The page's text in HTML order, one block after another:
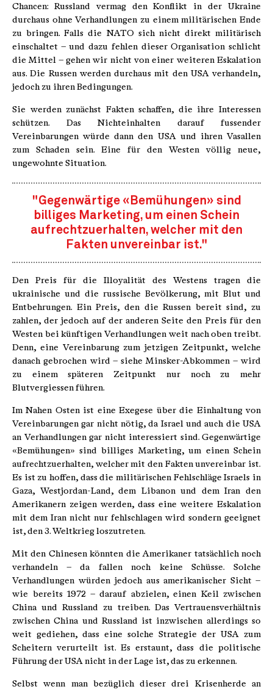
Chancen: Russland vermag den Konflikt in der Ukraine
durchaus ohne Verhandlungen zu einem militärischen Ende
zu bringen. Falls die NATO sich nicht direkt militärisch
einschaltet – und dazu fehlen dieser Organisation schlicht
die Mittel – gehen wir nicht von einer weiteren Eskalation
aus. Die Russen werden durchaus mit den USA verhandeln,
jedoch zu ihren Bedingungen.
Sie werden zunächst Fakten schaffen, die ihre Interessen
schützen. Das Nichteinhalten darauf fussender
Vereinbarungen würde dann den USA und ihren Vasallen
zum Schaden sein. Eine für den Westen völlig neue,
ungewohnte Situation.
"Gegenwärtige «Bemühungen» sind
billiges Marketing, um einen Schein
aufrechtzuerhalten, welcher mit den
Fakten unvereinbar ist."
Den Preis für die Illoyalität des Westens tragen die
ukrainische und die russische Bevölkerung, mit Blut und
Entbehrungen. Ein Preis, den die Russen bereit sind, zu
zahlen, der jedoch auf der anderen Seite den Preis für den
Westen bei künftigen Verhandlungen weit nach oben treibt.
Denn, eine Vereinbarung zum jetzigen Zeitpunkt, welche
danach gebrochen wird – siehe Minsker-Abkommen – wird
zu einem späteren Zeitpunkt nur noch zu mehr
Blutvergiessen führen.
Im Nahen Osten ist eine Exegese über die Einhaltung von
Vereinbarungen gar nicht nötig, da Israel und auch die USA
an Verhandlungen gar nicht interessiert sind. Gegenwärtige
«Bemühungen» sind billiges Marketing, um einen Schein
aufrechtzuerhalten, welcher mit den Fakten unvereinbar ist.
Es ist zu hoffen, dass die militärischen Fehlschläge Israels in
Gaza, Westjordan-Land, dem Libanon und dem Iran den
Amerikanern zeigen werden, dass eine weitere Eskalation
mit dem Iran nicht nur fehlschlagen wird sondern geeignet
ist, den 3. Weltkrieg loszutreten.
Mit den Chinesen könnten die Amerikaner tatsächlich noch
verhandeln – da fallen noch keine Schüsse. Solche
Verhandlungen würden jedoch aus amerikanischer Sicht –
wie bereits 1972 – darauf abzielen, einen Keil zwischen
China und Russland zu treiben. Das Vertrauensverhältnis
zwischen China und Russland ist inzwischen allerdings so
weit gediehen, dass eine solche Strategie der USA zum
Scheitern verurteilt ist. Es erstaunt, dass die politische
Führung der USA nicht in der Lage ist, das zu erkennen.
Selbst wenn man bezüglich dieser drei Krisenherde an